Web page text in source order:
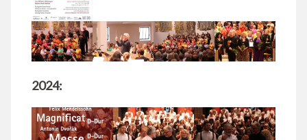
2024: